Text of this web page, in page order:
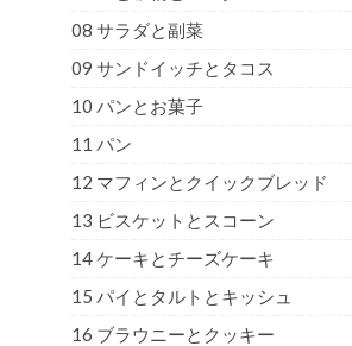
08 サラダと副菜
09 サンドイッチとタコス
10 パンとお菓子
11 パン
12 マフィンとクイックブレッド
13 ビスケットとスコーン
14 ケーキとチーズケーキ
15 パイとタルトとキッシュ
16 ブラウニーとクッキー